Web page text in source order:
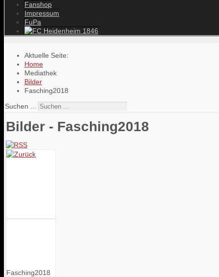
Fanshop
Impressum
FuPa
Aktuelle Seite:
Home
Mediathek
Bilder
Fasching2018
Suchen ...
Bilder - Fasching2018
Fasching2018